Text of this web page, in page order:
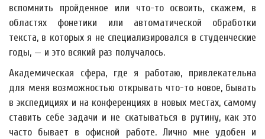
вспомнить пройденное или что-то освоить, скажем, в
областях фонетики или автоматической обработки
текста, в которых я не специализировался в студенческие
годы, — и это всякий раз получалось.
Академическая сфера, где я работаю, привлекательна
для меня возможностью открывать что-то новое, бывать
в экспедициях и на конференциях в новых местах, самому
ставить себе задачи и не скатываться в рутину, как это
часто бывает в офисной работе. Лично мне удобен и